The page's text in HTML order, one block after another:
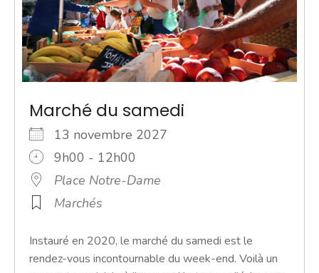
Marché du samedi
13 novembre 2027
9h00 - 12h00
Place Notre-Dame
Marchés
Instauré en 2020, le marché du samedi est le
rendez-vous incontournable du week-end. Voilà un